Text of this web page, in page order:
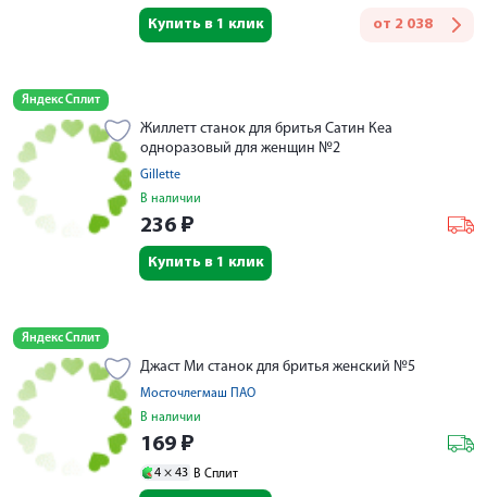
от 2 038
Купить в 1 клик
Яндекс Сплит
Жиллетт станок для бритья Сатин Кеа
одноразовый для женщин №2
Gillette
В наличии
236 ₽
Купить в 1 клик
Яндекс Сплит
Джаст Ми станок для бритья женский №5
Мосточлегмаш ПАО
В наличии
169 ₽
4 × 43 В Сплит